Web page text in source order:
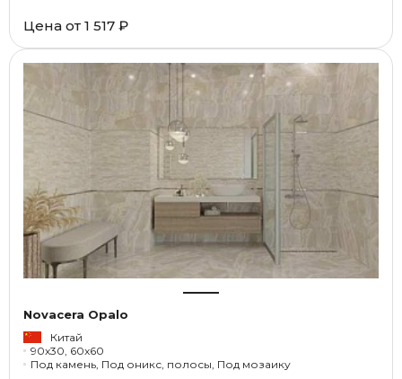
Цена от 1 517 ₽
Novacera Opalo
Китай
90x30, 60x60
Под камень, Под оникс, полосы, Под мозаику